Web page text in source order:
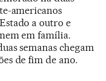
americanos
a outro e
em família.
semanas chegam
de fim de ano.